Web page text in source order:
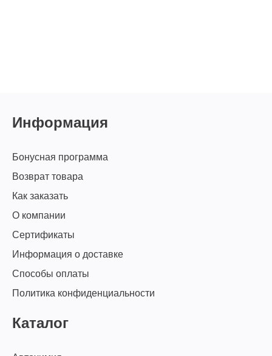
Информация
Бонусная программа
Возврат товара
Как заказать
О компании
Сертификаты
Информация о доставке
Способы оплаты
Политика конфиденциальности
Каталог